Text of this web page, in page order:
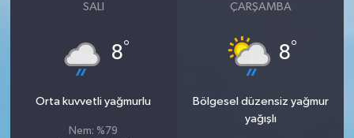
SALI
8°
Orta kuvvetli yağmurlu
Nem: %79
ÇARŞAMBA
8°
Bölgesel düzensiz yağmur
yağışlı